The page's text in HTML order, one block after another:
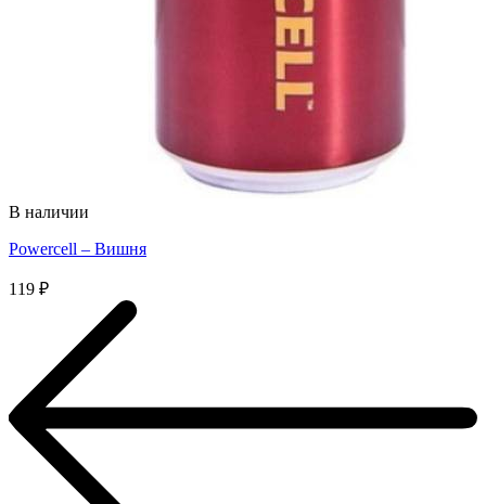
В наличии
Powercell – Вишня
119 ₽